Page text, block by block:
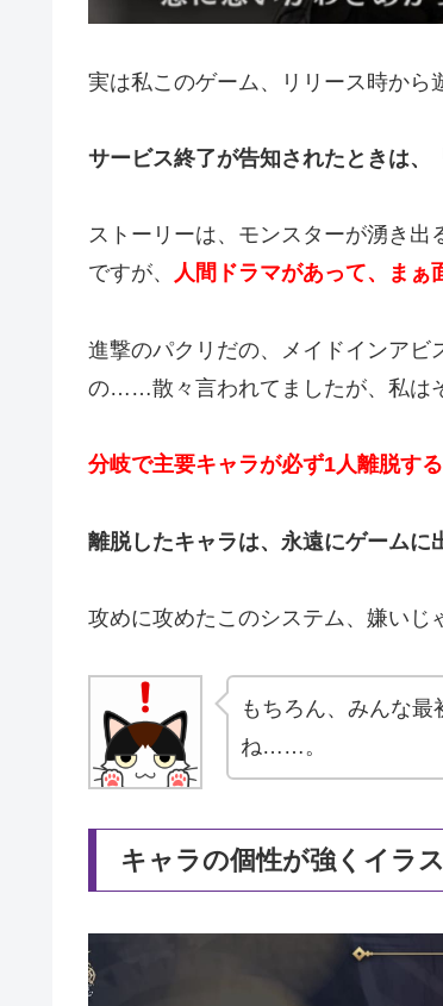
実は私このゲーム、リリース時から
サービス終了が告知されたときは、
ストーリーは、モンスターが湧き
ですが、 人間ドラマがあって、まぁ
進撃のパクリだの、メイドインア
の……散々言われてましたが、私は
分岐で主要キャラが必ず1人離脱す
離脱したキャラは、永遠にゲームに
攻めに攻めたこのシステム、嫌いじ
もちろん、みんな
ね……。
キャラの個性が強くイラ